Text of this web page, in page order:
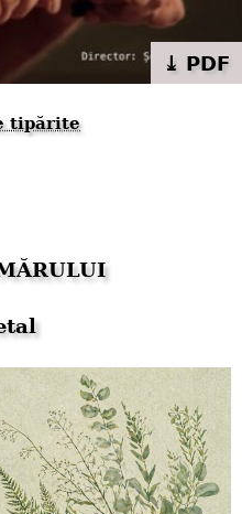
⤓ PDF
tipărite